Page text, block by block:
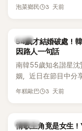
泡菜鄉民 3 天前
韓星
54歲才結婚破處！韓
因路人一句話
南韓55歲知名諧星沈
姻，近日在節目中分
受兩人世界，沒想到
年糕歐巴 3 天前
K-POP
情歌主角竟是女生！